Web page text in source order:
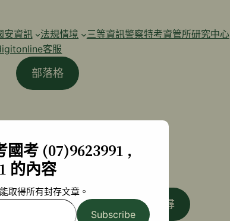
安資訊 法規情境 三等資訊警察特考資管所研究中心
客服
部落格
搜尋
考 (07)9623991 ,
的內容
取得所有封存文章。
Subscribe